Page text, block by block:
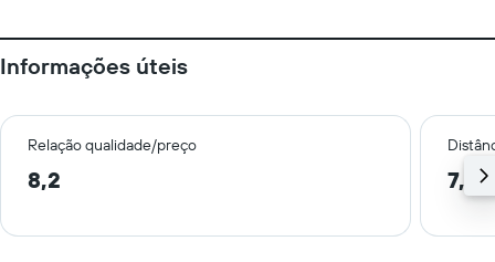
Informações úteis
Relação qualidade/preço
8,2 7,1